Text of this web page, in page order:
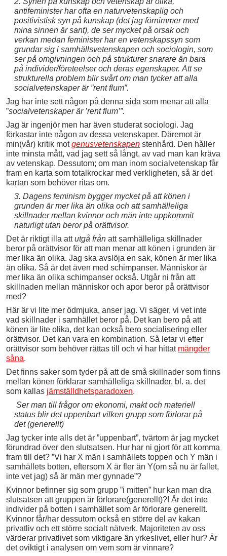
antifeminister har ofta en naturvetenskaplig och
positivistisk syn på kunskap (det jag förnimmer med
mina sinnen är sant), de ser mycket på orsak och
verkan medan feminister har en vetenskapssyn som
grundar sig i samhällsvetenskapen och sociologin, som
ser på omgivningen och på strukturer snarare än bara
på individer/företeelser och deras egenskaper. Att se
strukturella problem blir svårt om man tycker att alla
socialvetenskaper är ”rent flum”.
Jag har inte sett någon på denna sida som menar att alla
”socialvetenskaper är ’rent flum’”.
Jag är ingenjör men har även studerat sociologi. Jag
förkastar inte någon av dessa vetenskaper. Däremot är
min(vår) kritik motgenusvetenskapen stenhård. Den håller
inte minsta mått, vad jag sett så långt, av vad man kan kräva
av vetenskap. Dessutom; om man inom socialvetenskap får
fram en karta som totalkrockar med verkligheten, så är det
kartan som behöver ritas om.
3. Dagens feminism bygger mycket på att könen i
grunden är mer lika än olika och att samhälleliga
skillnader mellan kvinnor och män inte uppkommit
naturligt utan beror på orättvisor.
Det är riktigt illa attutgå från att samhälleliga skillnader
beror på orättvisor för att man menar att könen i grunden är
mer lika än olika. Jag ska avslöja en sak, könen är mer lika
än olika. Så är det även med schimpanser. Människor är
mer lika än olika schimpanser också. Utgår ni från att
skillnaden mellan människor och apor beror på orättvisor
med?
Här är vi lite mer ödmjuka, anser jag. Vi säger, vi vet inte
vad skillnader i samhället beror på. Det kan bero på att
könen är lite olika, det kan också bero socialisering eller
orättvisor. Det kan vara en kombination. Så letar vi efter
orättvisor som behöver rättas till och vi har hittat mängder
såna.
Det finns saker som tyder på att de små skillnader som finns
mellan könen förklarar samhälleliga skillnader, bl. a. det
som kallas jämställdhetsparadoxen.
Ser man till frågor om ekonomi, makt och materiell
status blir det uppenbart vilken grupp som förlorar på
det (generellt)
Jag tycker inte alls det är ”uppenbart”, tvärtom är jag mycket
förundrad över den slutsatsen. Hur har ni gjort för att komma
fram till det? ”Vi har X män i samhällets toppen och Y män i
samhällets botten, eftersom X är fler än Y(om så nu är fallet,
inte vet jag) så är män mer gynnade”?
Kvinnor befinner sig som grupp ”i mitten” hur kan man dra
slutsatsen att gruppen är förlorare(generellt)?! Är det inte
individer på botten i samhället som är förlorare generellt.
Kvinnor får/har dessutom också en större del av kakan
privatliv och ett större socialt nätverk. Majoriteten av oss
värderar privatlivet som viktigare än yrkeslivet, eller hur? Är
det oviktigt i analysen om vem som är vinnare?